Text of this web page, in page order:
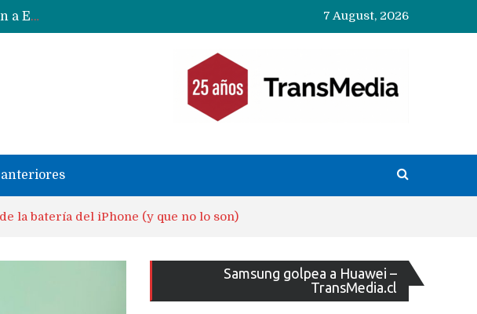
Data Centers de Huawei en Chile, México, Brasil,Perú y Argentina podrían verse afectados por arremetida de EE.UU
Fabricantes suben precios de teléfonos y ganan más dinero en un mercado donde Xiaomi alerta por no mejorar ventas
7 August, 2026
la batería del iPhone (y que no lo son)
Samsung golpea a Huawei –
TransMedia.cl
de
vídeo